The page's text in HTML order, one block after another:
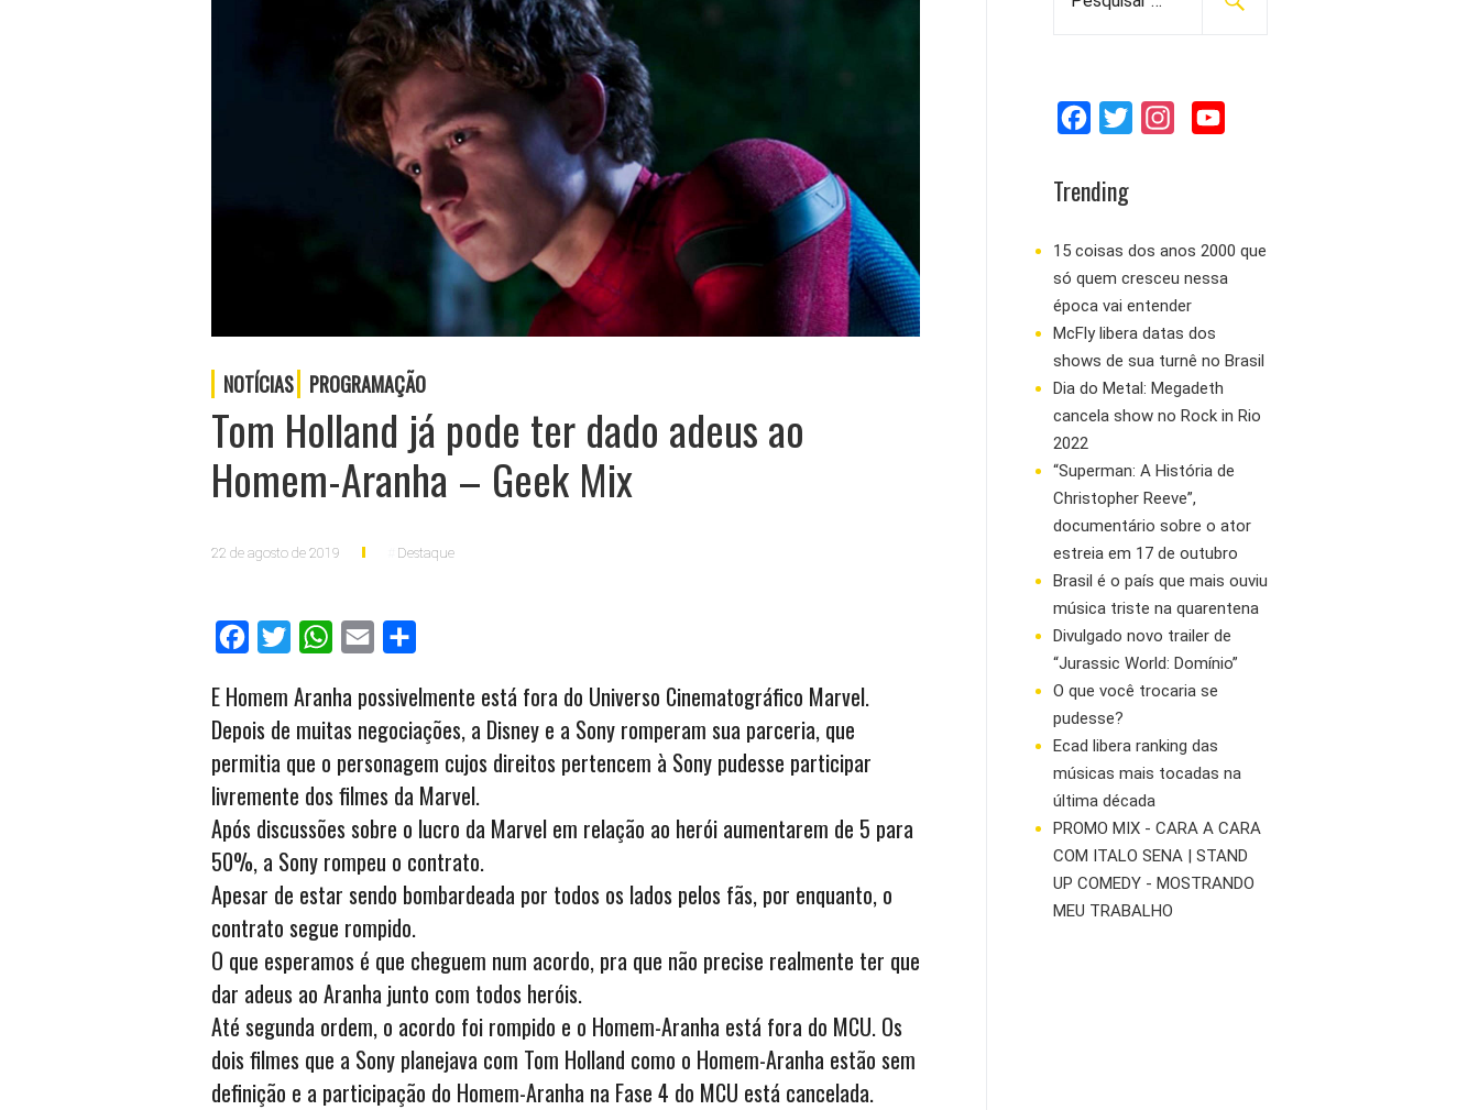
NOTÍCIAS PROGRAMAÇÃO
Tom Holland já pode ter dado adeus ao
Homem-Aranha – Geek Mix
22 de agosto de 2019 Destaque
FacebookTwitter WhatsAppEmail
E Homem Aranha possivelmente está fora do Universo Cinematográfico Marvel.
Depois de muitas negociações, a Disney e a Sony romperam sua parceria, que
permitia que o personagem cujos direitos pertencem à Sony pudesse participar
livremente dos filmes da Marvel.
Após discussões sobre o lucro da Marvel em relação ao herói aumentarem de 5 para
50%, a Sony rompeu o contrato.
Apesar de estar sendo bombardeada por todos os lados pelos fãs, por enquanto, o
contrato segue rompido.
O que esperamos é que cheguem num acordo, pra que não precise realmente ter que
dar adeus ao Aranha junto com todos heróis.
Até segunda ordem, o acordo foi rompido e o Homem-Aranha está fora do MCU. Os
dois filmes que a Sony planejava com Tom Holland como o Homem-Aranha estão sem
definição e a participação do Homem-Aranha na Fase 4 do MCU está cancelada.
r
o
r
:
c
b
o
o
k
t
e
r
a
g
r
m
u
b
Trending
15 coisas dos anos 2000 que
só quem cresceu nessa
época vai entender
McFly libera datas dos
shows de sua turnê no Brasil
Dia do Metal: Megadeth
cancela show no Rock in Rio
2022
“Superman: A História de
Christopher Reeve”,
documentário sobre o ator
estreia em 17 de outubro
Brasil é o país que mais ouviu
música triste na quarentena
Divulgado novo trailer de
“Jurassic World: Domínio”
O que você trocaria se
pudesse?
Ecad libera ranking das
músicas mais tocadas na
última década
PROMO MIX - CARA A CARA
COM ITALO SENA | STAND
UP COMEDY - MOSTRANDO
MEU TRABALHO